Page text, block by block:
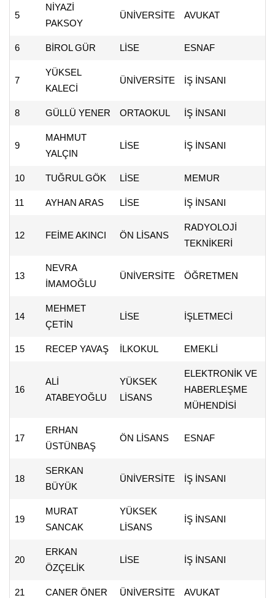
5
NİYAZİ
PAKSOY
ÜNİVERSİTE AVUKAT
6 BİROL GÜR LİSE ESNAF
7
YÜKSEL
KALECİ
ÜNİVERSİTE İŞ İNSANI
8 GÜLLÜ YENER ORTAOKUL İŞ İNSANI
9
MAHMUT
YALÇIN
LİSE İŞ İNSANI
10 TUĞRUL GÖK LİSE MEMUR
11 AYHAN ARAS LİSE İŞ İNSANI
12 FEİME AKINCI ÖN LİSANS
RADYOLOJİ
TEKNİKERİ
13
NEVRA
İMAMOĞLU
ÜNİVERSİTE ÖĞRETMEN
14
MEHMET
ÇETİN
LİSE İŞLETMECİ
15 RECEP YAVAŞ İLKOKUL EMEKLİ
16
ALİ
ATABEYOĞLU
YÜKSEK
LİSANS
ELEKTRONİK VE
HABERLEŞME
MÜHENDİSİ
17
ERHAN
ÜSTÜNBAŞ
ÖN LİSANS ESNAF
18
SERKAN
BÜYÜK
ÜNİVERSİTE İŞ İNSANI
19
MURAT
SANCAK
YÜKSEK
LİSANS
İŞ İNSANI
20
ERKAN
ÖZÇELİK
LİSE İŞ İNSANI
21 CANER ÖNER ÜNİVERSİTE AVUKAT